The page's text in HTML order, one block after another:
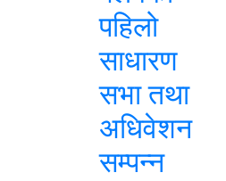
पहिलो
साधारण
सभा तथा
अधिवेशन
सम्पन्न